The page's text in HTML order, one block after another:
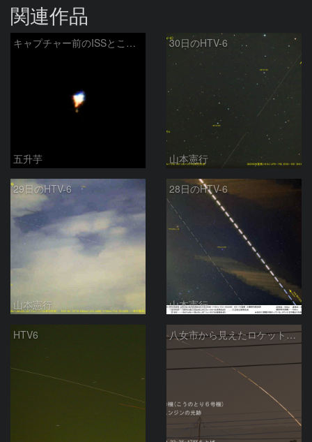
関連作品
キャプチャー前のISSとこうのとり8号機
五升芋
30日のHTV-6
山本憲行
29日のHTV-6
山本憲行
28日のHTV-6
山本憲行
HTV6 八女市から見えたロケット光跡